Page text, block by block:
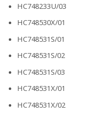
HC748233U/03
HC748530X/01
HC748531S/01
HC748531S/02
HC748531S/03
HC748531X/01
HC748531X/02